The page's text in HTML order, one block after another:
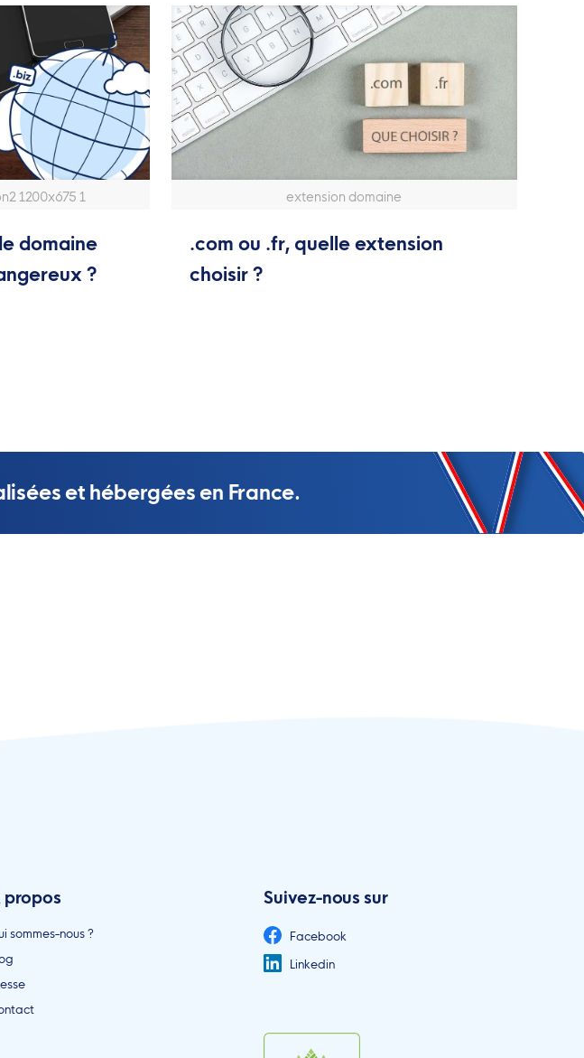
1200x675 1
domaine
?
extension domaine
.com ou .fr, quelle extension
choisir ?
et hébergées en France.
propos
sommes-nous ?
Suivez-nous sur
Facebook
Linkedin